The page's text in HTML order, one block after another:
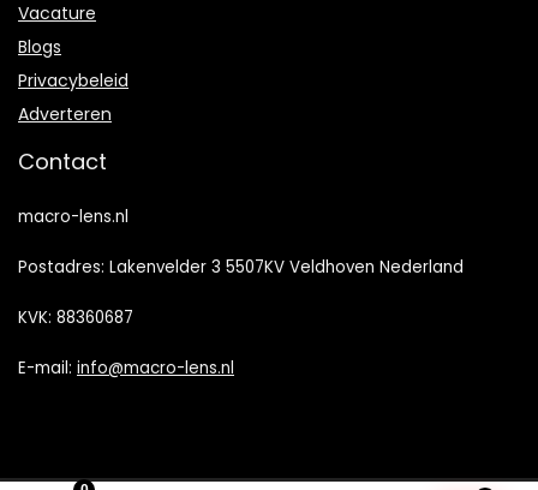
Vacature
Blogs
Privacybeleid
Adverteren
Contact
macro-lens.nl
Postadres: Lakenvelder 3 5507KV Veldhoven Nederland
KVK: 88360687
E-mail: info@macro-lens.nl